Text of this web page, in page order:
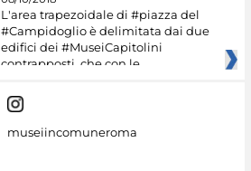
L'area trapezoidale di #piazza del
#Campidoglio è delimitata dai due
edifici dei #MuseiCapitolini
contrapposti, che con le
museiincomuneroma